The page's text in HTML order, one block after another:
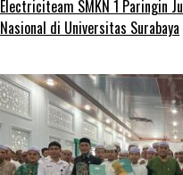
Electriciteam SMKN 1 Paringin
Nasional di Universitas Surabaya